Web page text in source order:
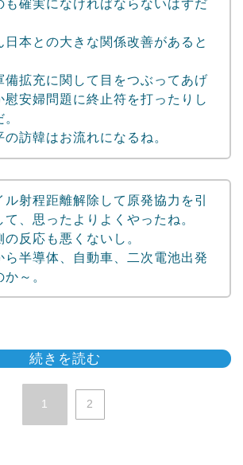
も確実になければならないはずだ
日本との大きな関係改善があると
備拡充に関して目をつぶってあげ
慰安婦問題に終止符を打ったりし
の訪韓はお流れになるね。
ル射程距離解除して原発協力を引
て、思ったよりよくやったね。
の反応も悪くないし。
ら半導体、自動車、二次電池出発
～。
続きを読む
1 2